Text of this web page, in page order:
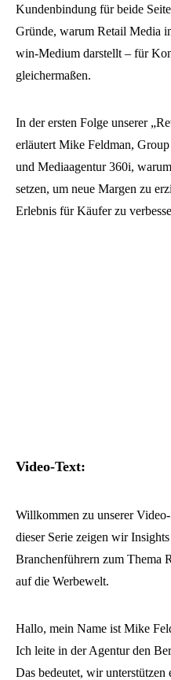
Kundenbindung für beide
Gründe, warum Retail Media
win-Medium darstellt – für
gleichermaßen.
In der ersten Folge unserer
erläutert Mike Feldman,
und Mediaagentur 360i,
setzen, um neue Margen zu
Erlebnis für Käufer zu
Video-Text:
Willkommen zu unserer
dieser Serie zeigen wir
Branchenführern zum Thema
auf die Werbewelt.
Hallo, mein Name ist Mike
Ich leite in der Agentur den
Das bedeutet, wir